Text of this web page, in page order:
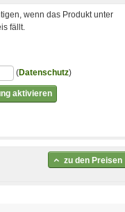
wenn das Produkt unter
fällt.
aktivieren
(Datenschutz)
zu den Preisen